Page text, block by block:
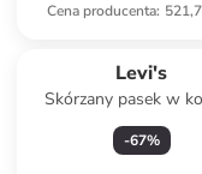
Cena producenta:
Levi's
Skórzany pasek w
brązowym
-67%